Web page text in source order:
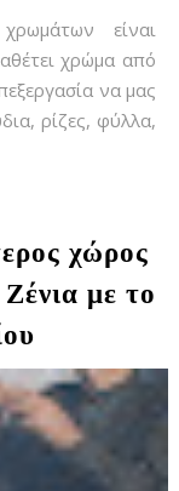
είναι
χρώμα από
να μας
ρίζες, φύλλα,
χώρος
με το